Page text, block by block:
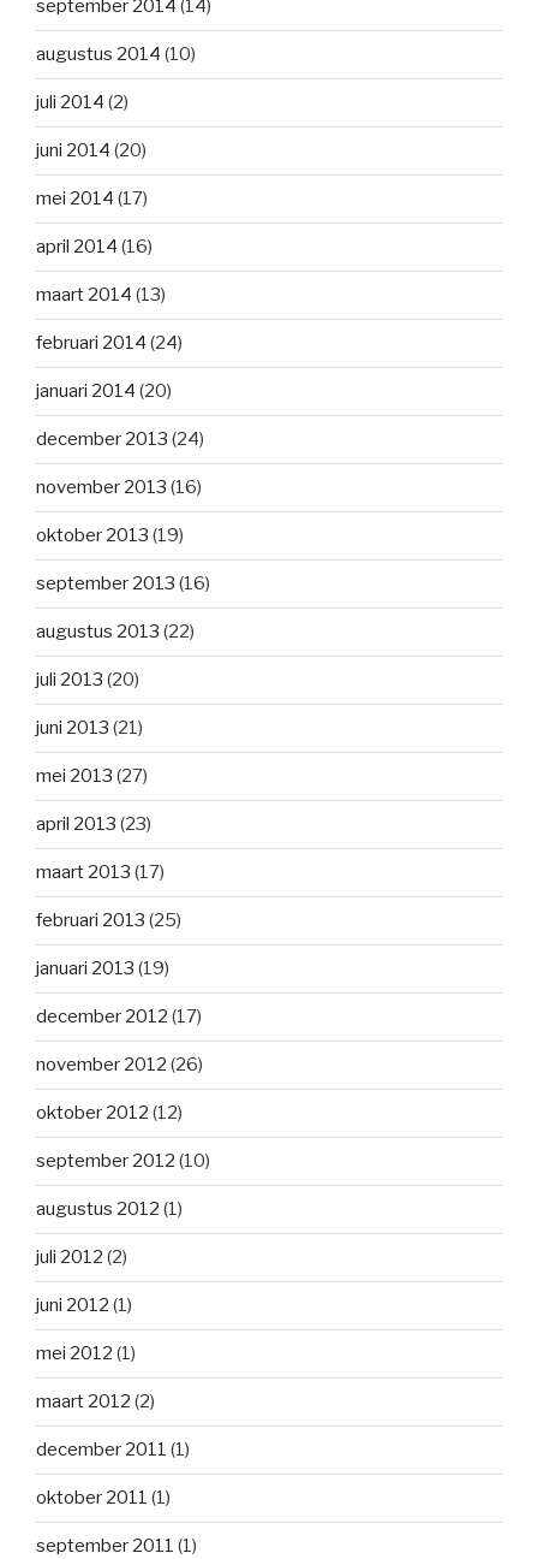
september 2014 (14)
augustus 2014 (10)
juli 2014 (2)
juni 2014 (20)
mei 2014 (17)
april 2014 (16)
maart 2014 (13)
februari 2014 (24)
januari 2014 (20)
december 2013 (24)
november 2013 (16)
oktober 2013 (19)
september 2013 (16)
augustus 2013 (22)
juli 2013 (20)
juni 2013 (21)
mei 2013 (27)
april 2013 (23)
maart 2013 (17)
februari 2013 (25)
januari 2013 (19)
december 2012 (17)
november 2012 (26)
oktober 2012 (12)
september 2012 (10)
augustus 2012 (1)
juli 2012 (2)
juni 2012 (1)
mei 2012 (1)
maart 2012 (2)
december 2011 (1)
oktober 2011 (1)
september 2011 (1)